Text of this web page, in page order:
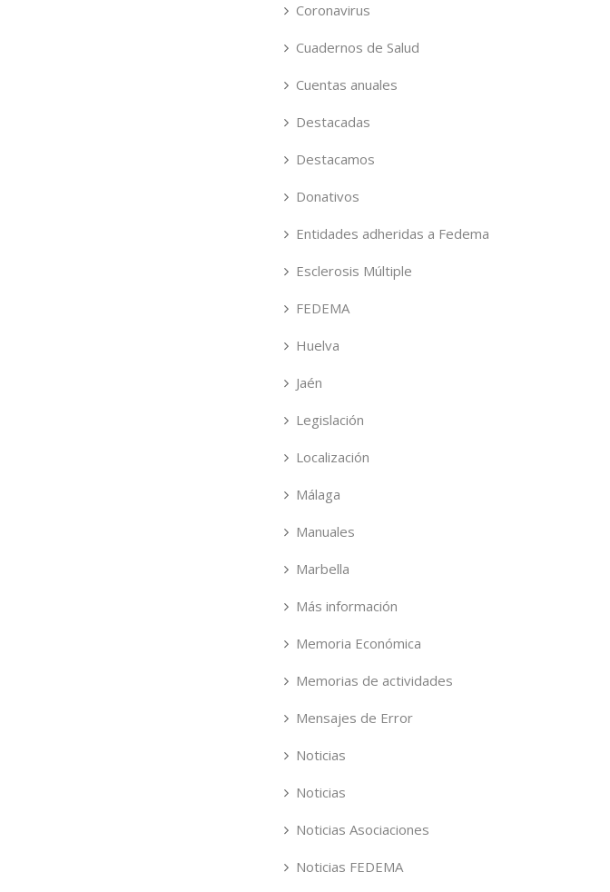
Coronavirus
Cuadernos de Salud
Cuentas anuales
Destacadas
Destacamos
Donativos
Entidades adheridas a Fedema
Esclerosis Múltiple
FEDEMA
Huelva
Jaén
Legislación
Localización
Málaga
Manuales
Marbella
Más información
Memoria Económica
Memorias de actividades
Mensajes de Error
Noticias
Noticias
Noticias Asociaciones
Noticias FEDEMA